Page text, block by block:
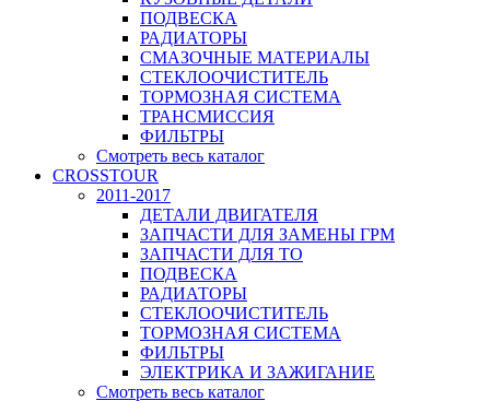
ПОДВЕСКА
РАДИАТОРЫ
СМАЗОЧНЫЕ МАТЕРИАЛЫ
СТЕКЛООЧИСТИТЕЛЬ
ТОРМОЗНАЯ СИСТЕМА
ТРАНСМИССИЯ
ФИЛЬТРЫ
Смотреть весь каталог
CROSSTOUR
2011-2017
ДЕТАЛИ ДВИГАТЕЛЯ
ЗАПЧАСТИ ДЛЯ ЗАМЕНЫ ГРМ
ЗАПЧАСТИ ДЛЯ ТО
ПОДВЕСКА
РАДИАТОРЫ
СТЕКЛООЧИСТИТЕЛЬ
ТОРМОЗНАЯ СИСТЕМА
ФИЛЬТРЫ
ЭЛЕКТРИКА И ЗАЖИГАНИЕ
Смотреть весь каталог